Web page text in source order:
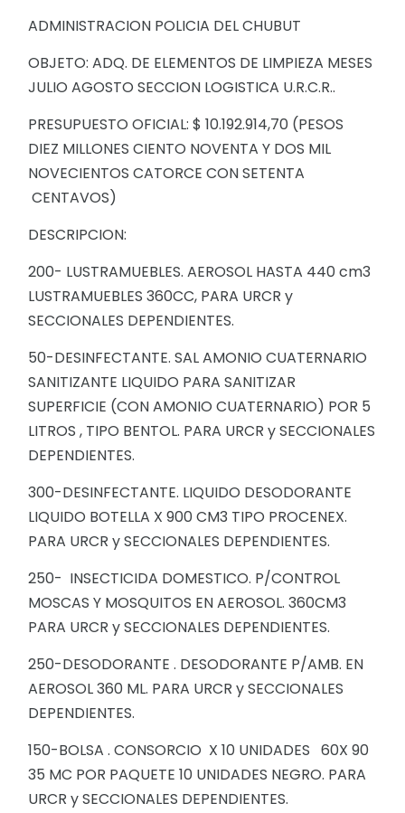
ADMINISTRACION POLICIA DEL CHUBUT
OBJETO: ADQ. DE ELEMENTOS DE LIMPIEZA MESES
JULIO AGOSTO SECCION LOGISTICA U.R.C.R..
PRESUPUESTO OFICIAL: $ 10.192.914,70 (PESOS
DIEZ MILLONES CIENTO NOVENTA Y DOS MIL
NOVECIENTOS CATORCE CON SETENTA
CENTAVOS)
DESCRIPCION:
200- LUSTRAMUEBLES. AEROSOL HASTA 440 cm3
LUSTRAMUEBLES 360CC, PARA URCR y
SECCIONALES DEPENDIENTES.
50-DESINFECTANTE. SAL AMONIO CUATERNARIO
SANITIZANTE LIQUIDO PARA SANITIZAR
SUPERFICIE (CON AMONIO CUATERNARIO) POR 5
LITROS , TIPO BENTOL. PARA URCR y SECCIONALES
DEPENDIENTES.
300-DESINFECTANTE. LIQUIDO DESODORANTE
LIQUIDO BOTELLA X 900 CM3 TIPO PROCENEX.
PARA URCR y SECCIONALES DEPENDIENTES.
250- INSECTICIDA DOMESTICO. P/CONTROL
MOSCAS Y MOSQUITOS EN AEROSOL. 360CM3
PARA URCR y SECCIONALES DEPENDIENTES.
250-DESODORANTE . DESODORANTE P/AMB. EN
AEROSOL 360 ML. PARA URCR y SECCIONALES
DEPENDIENTES.
150-BOLSA . CONSORCIO X 10 UNIDADES 60X 90
35 MC POR PAQUETE 10 UNIDADES NEGRO. PARA
URCR y SECCIONALES DEPENDIENTES.